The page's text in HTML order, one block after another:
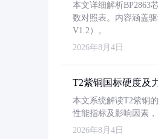
本文详细解析BP2863
数对照表。内容涵盖
V1.2）。
2026年8月4日
T2紫铜国标硬度及
本文系统解读T2紫铜
性能指标及影响因素
2026年8月4日